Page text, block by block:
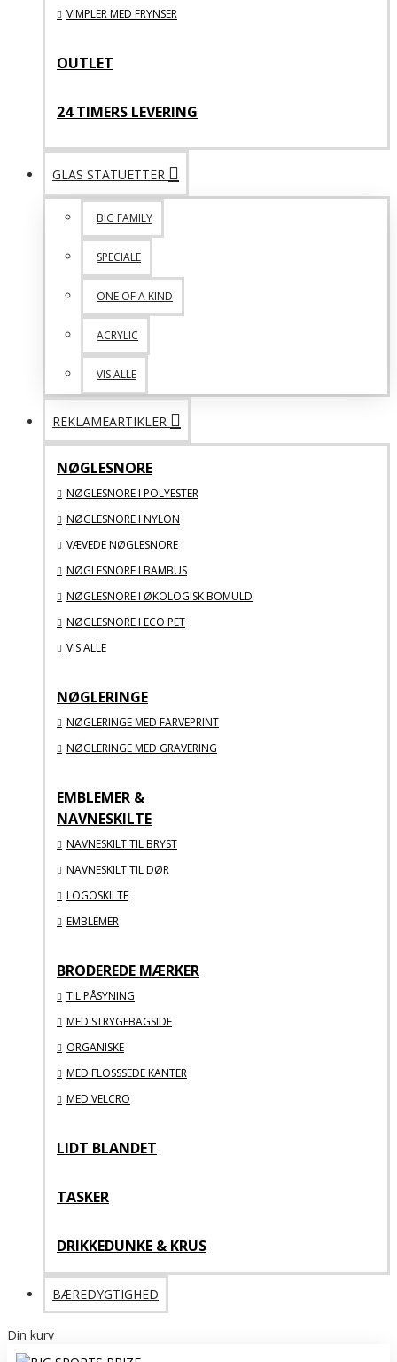
VIMPLER MED FRYNSER
OUTLET
24 TIMERS LEVERING
GLAS STATUETTER
BIG FAMILY
SPECIALE
ONE OF A KIND
ACRYLIC
VIS ALLE
REKLAMEARTIKLER
NØGLESNORE
NØGLESNORE I POLYESTER
NØGLESNORE I NYLON
VÆVEDE NØGLESNORE
NØGLESNORE I BAMBUS
NØGLESNORE I ØKOLOGISK BOMULD
NØGLESNORE I ECO PET
VIS ALLE
NØGLERINGE
NØGLERINGE MED FARVEPRINT
NØGLERINGE MED GRAVERING
EMBLEMER &
NAVNESKILTE
NAVNESKILT TIL BRYST
NAVNESKILT TIL DØR
LOGOSKILTE
EMBLEMER
BRODEREDE MÆRKER
TIL PÅSYNING
MED STRYGEBAGSIDE
ORGANISKE
MED FLOSSSEDE KANTER
MED VELCRO
LIDT BLANDET
TASKER
DRIKKEDUNKE & KRUS
BÆREDYGTIGHED
Din kurv